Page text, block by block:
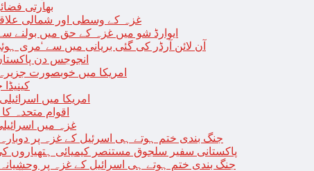
بھارتی فضائیہ
غزہ کے وسطی اور شمالی
“ایوارڈ شو میں غزہ کے حق میں بولنے
آن لائن آرڈر کی گئی بریانی میں سے ‘مری
انجوجس دن
امریکا میں خوبصورت جزیرہ صرف 25 لاکھ ڈالرز
امریکا میں
اقوام متحدہ
غزہ میں اسرائیلی
جنگ بندی ختم ہوتے ہی اسرئیل کے غزہ پر دوبارہ حملے،
پاکستانی سفیر سلجوق مستنصر کیمیائی ہتھیاروں
جنگ بندی ختم ہوتے ہی اسرائیل کے غزہ پر وحشیانہ حملے،